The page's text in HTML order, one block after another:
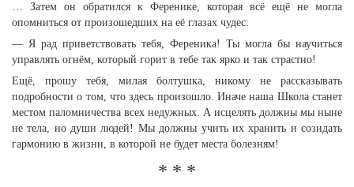
… Затем он обратился к Ференике, которая всё ещё не могла
опомниться от произошедших на её глазах чудес:
— Я рад приветствовать тебя, Ференика! Ты могла бы научиться
управлять огнём, который горит в тебе так ярко и так страстно!
Ещё, прошу тебя, милая болтушка, никому не рассказывать
подробности о том, что здесь произошло. Иначе наша Школа станет
местом паломничества всех недужных. А исцелять должны мы ныне
не тела, но души людей! Мы должны учить их хранить и созидать
гармонию в жизни, в которой не будет места болезням!
* * *